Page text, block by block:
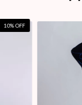
10% OFF